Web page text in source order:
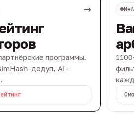
→
программы.
дедуп, AI-